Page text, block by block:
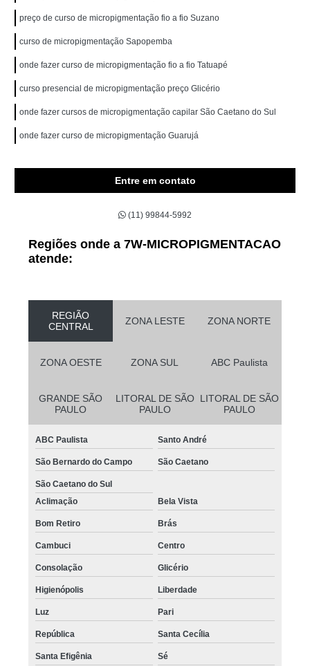
preço de curso de micropigmentação fio a fio Suzano
curso de micropigmentação Sapopemba
onde fazer curso de micropigmentação fio a fio Tatuapé
curso presencial de micropigmentação preço Glicério
onde fazer cursos de micropigmentação capilar São Caetano do Sul
onde fazer curso de micropigmentação Guarujá
Entre em contato
(11) 99844-5992
Regiões onde a 7W-MICROPIGMENTACAO
atende:
REGIÃO
CENTRAL
ZONA LESTE ZONA NORTE
ZONA OESTE ZONA SUL ABC Paulista
GRANDE SÃO
PAULO
LITORAL DE SÃO
PAULO
LITORAL DE SÃO
PAULO
ABC Paulista Santo André
São Bernardo do Campo São Caetano
São Caetano do Sul
Aclimação
Bela Vista
Bom Retiro Brás
Cambuci Centro
Consolação Glicério
Higienópolis Liberdade
Luz Pari
República Santa Cecília
Santa Efigênia Sé